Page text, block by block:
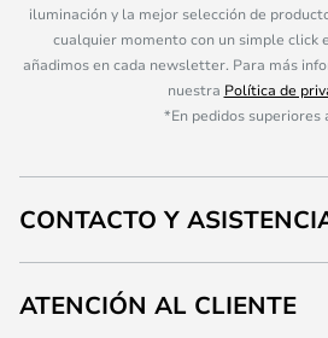
iluminación y la mejor selección de
cualquier momento con un simple click
añadimos en cada newsletter. Para más
nuestra Política de
*En pedidos superiores
CONTACTO Y
ATENCIÓN AL CLIENTE